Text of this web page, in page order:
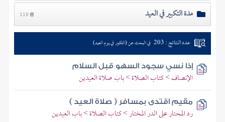
مدة التكبير في العيد 119
عدد النتائج : 203 في البحث عن (التكبير في يوم العيد)
إذا نسي سجود السهو قبل السلام
الإنصاف > كتاب الصلاة > باب صلاة العيدين
مقيم اقتدى بمسافر ( صلاة العيد )
رد المحتار على الدر المختار > كتاب الصلاة > باب العيدين